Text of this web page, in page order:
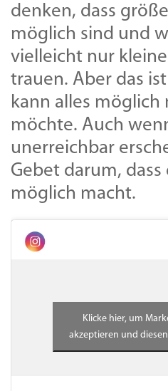
denken, dass
möglich sind und
vielleicht nur kleine
trauen. Aber das
kann alles möglich
möchte. Auch
unerreichbar
Gebet darum,
möglich macht.
Klicke hier, um
akzeptieren und